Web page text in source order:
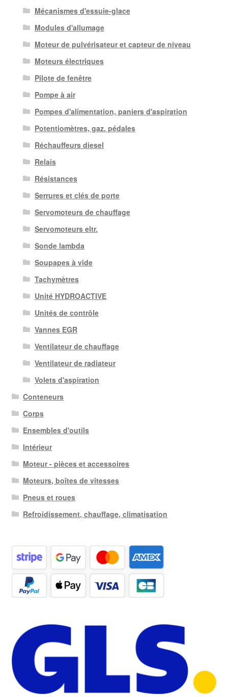
Mécanismes d'essuie-glace
Modules d'allumage
Moteur de pulvérisateur et capteur de niveau
Moteurs électriques
Pilote de fenêtre
Pompe à air
Pompes d'alimentation, paniers d'aspiration
Potentiomètres, gaz. pédales
Réchauffeurs diesel
Relais
Résistances
Serrures et clés de porte
Servomoteurs de chauffage
Servomoteurs eltr.
Sonde lambda
Soupapes à vide
Tachymètres
Unité HYDROACTIVE
Unités de contrôle
Vannes EGR
Ventilateur de chauffage
Ventilateur de radiateur
Volets d'aspiration
Conteneurs
Corps
Ensembles d'outils
Intérieur
Moteur - pièces et accessoires
Moteurs, boîtes de vitesses
Pneus et roues
Refroidissement, chauffage, climatisation